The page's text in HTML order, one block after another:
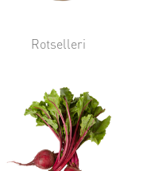
Rotselleri